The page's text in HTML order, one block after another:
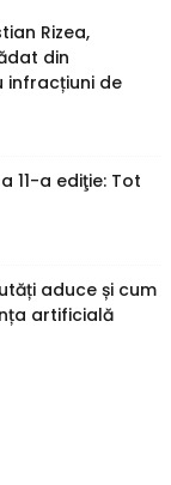
Rizea,
din
infracțiuni de
11-a ediţie: Tot
aduce și cum
artificială